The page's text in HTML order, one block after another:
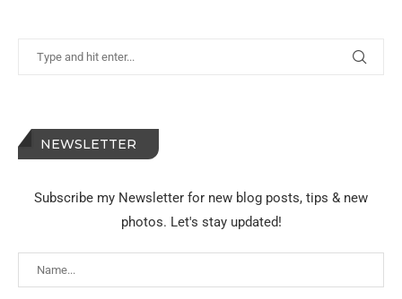
NEWSLETTER
Subscribe my Newsletter for new blog posts, tips & new
photos. Let's stay updated!